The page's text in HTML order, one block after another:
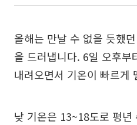
올해는 만날 수 없을 듯했
을 드러냅니다. 6일 오후부
내려오면서 기온이 빠르게
낮 기온은 13~18도로 평